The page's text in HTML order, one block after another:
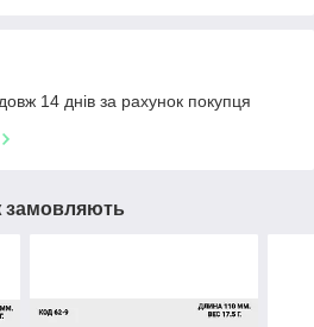
14 днів за рахунок покупця
замовляють